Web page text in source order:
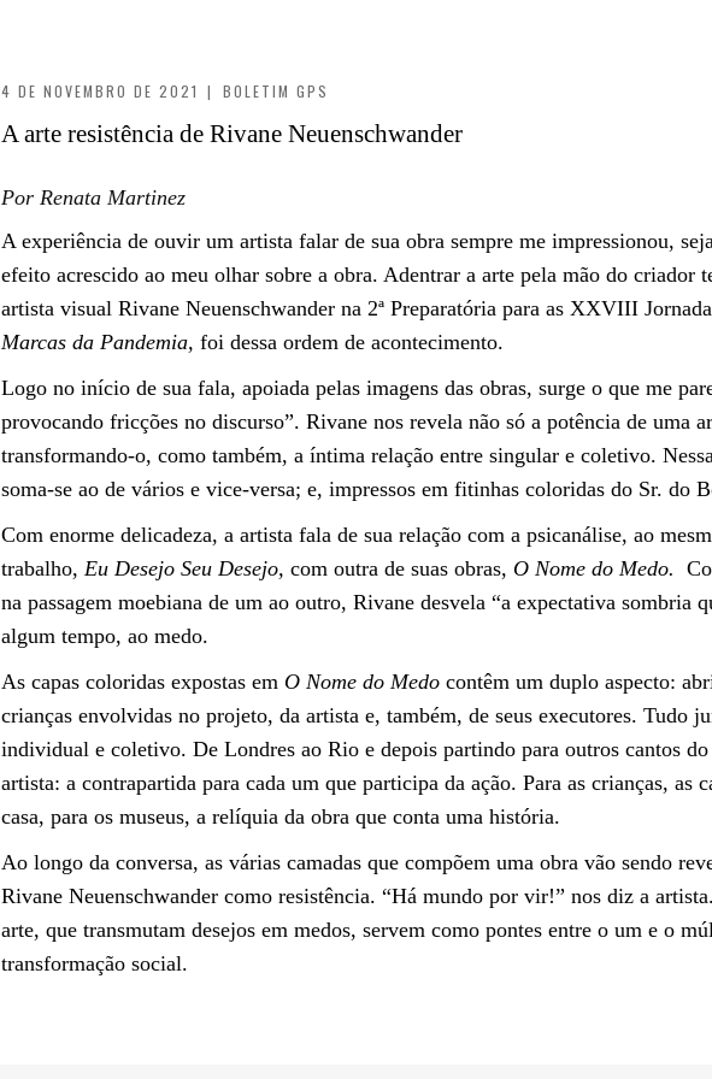
4 DE NOVEMBRO DE 2021 | BOLETIM GPS
A arte resistência de Rivane Neuenschwander
Por Renata Martinez
A experiência de ouvir um artista falar de sua obra sempre me impressionou,
efeito acrescido ao meu olhar sobre a obra. Adentrar a arte pela mão do criador
artista visual Rivane Neuenschwander na 2ª Preparatória para as XXVIII
Marcas da Pandemia, foi dessa ordem de acontecimento.
Logo no início de sua fala, apoiada pelas imagens das obras, surge o que me
provocando fricções no discurso”. Rivane nos revela não só a potência de uma
transformando-o, como também, a íntima relação entre singular e coletivo.
soma-se ao de vários e vice-versa; e, impressos em fitinhas coloridas do Sr. do
Com enorme delicadeza, a artista fala de sua relação com a psicanálise, ao
trabalho,Eu Desejo Seu Desejo, com outra de suas obras, O Nome do Medo.
na passagem moebiana de um ao outro, Rivane desvela “a expectativa sombria
algum tempo, ao medo.
As capas coloridas expostas em O Nome do Medo contêm um duplo aspecto:
crianças envolvidas no projeto, da artista e, também, de seus executores. Tudo
individual e coletivo. De Londres ao Rio e depois partindo para outros cantos
artista: a contrapartida para cada um que participa da ação. Para as crianças, as
casa, para os museus, a relíquia da obra que conta uma história.
Ao longo da conversa, as várias camadas que compõem uma obra vão sendo
Rivane Neuenschwander como resistência. “Há mundo por vir!” nos diz a
arte, que transmutam desejos em medos, servem como pontes entre o um e o
transformação social.